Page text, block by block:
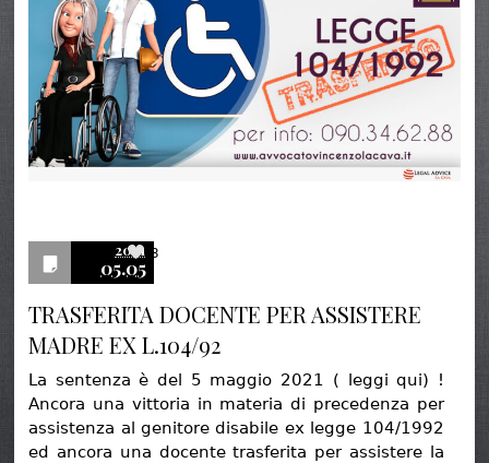
2021
05.05
3
TRASFERITA DOCENTE PER ASSISTERE
MADRE EX L.104/92
La sentenza è del 5 maggio 2021 ( leggi qui) !
Ancora una vittoria in materia di precedenza per
assistenza al genitore disabile ex legge 104/1992
ed ancora una docente trasferita per assistere la